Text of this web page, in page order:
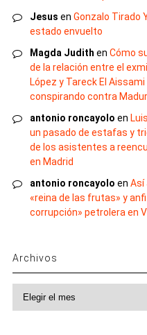
Jesus en Gonzalo Tirado
estado envuelto
Magda Judith en Cómo
de la relación entre el
López y Tareck El
conspirando contra
antonio roncayolo en
un pasado de estafas y
de los asistentes a
en Madrid
antonio roncayolo en Así
«reina de las frutas» y
corrupción» petrolera en
Archivos